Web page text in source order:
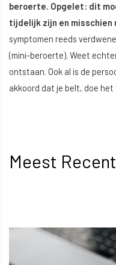
beroerte. Opgelet: dit
tijdelijk zijn en misschien
symptomen reeds
(mini-beroerte). Weet
ontstaan. Ook al is de
akkoord dat je belt, doe
Meest